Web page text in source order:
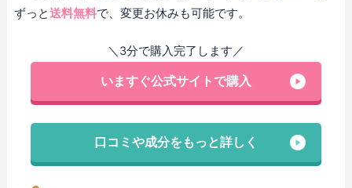
ずっと送料無料で、変更お休みも可能です。
＼3分で購入完了します／
いますぐ公式サイトで購入
口コミや成分をもっと詳しく